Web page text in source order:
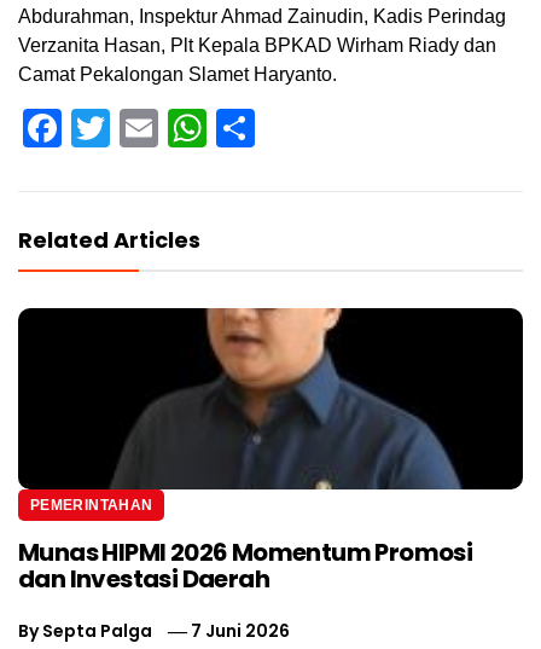
Abdurahman, Inspektur Ahmad Zainudin, Kadis Perindag
Verzanita Hasan, Plt Kepala BPKAD Wirham Riady dan
Camat Pekalongan Slamet Haryanto.
Facebook
Twitter
EmailWhatsApp
Related Articles
PEMERINTAHAN
Munas HIPMI 2026 Momentum Promosi
dan Investasi Daerah
BySepta Palga 7 Juni 2026